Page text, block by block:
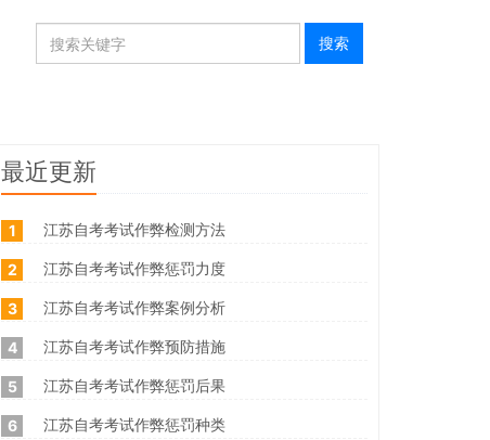
最近更新
1 江苏自考考试作弊检测方法
2 江苏自考考试作弊惩罚力度
3 江苏自考考试作弊案例分析
4 江苏自考考试作弊预防措施
5 江苏自考考试作弊惩罚后果
6 江苏自考考试作弊惩罚种类